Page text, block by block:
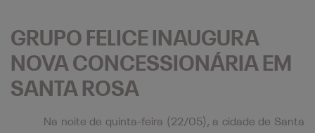
GRUPO FELICE INAUGURA
NOVA CONCESSIONÁRIA EM
SANTA ROSA
Na noite de quinta-feira (22/05), a cidade de Santa